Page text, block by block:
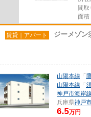
間
面積
賃貸｜アパート ジーメゾン
山陽本線 「
山陽本線 「
神戸市海岸線
兵庫県神戸
6.5万円